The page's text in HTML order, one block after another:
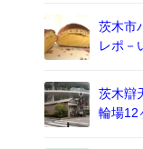
茨木市
レポ－
茨木辯
輪場12